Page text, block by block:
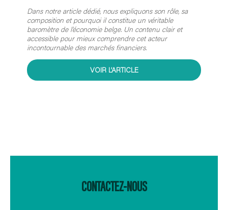
Dans notre article dédié, nous expliquons son rôle, sa
composition et pourquoi il constitue un véritable
baromètre de l’économie belge. Un contenu clair et
accessible pour mieux comprendre cet acteur
incontournable des marchés financiers.
VOIR L’ARTICLE
CONTACTEZ-NOUS